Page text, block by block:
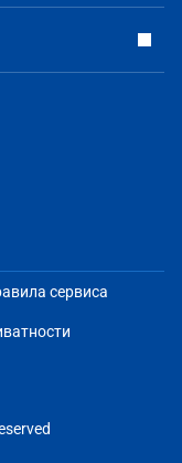
сервиса